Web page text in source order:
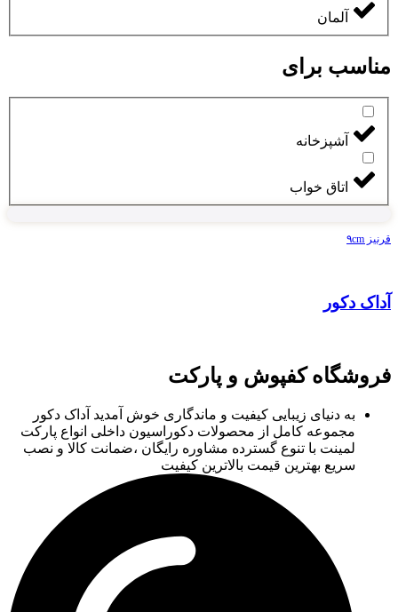
آلمان
مناسب برای
آشپزخانه
اتاق خواب
قرنیز ۹cm
آداک دکور
فروشگاه کفپوش و پارکت
به دنیای زیبایی کیفیت و ماندگاری خوش آمدید آداک دکور
مجموعه کامل از محصولات دکوراسیون داخلی انواع پارکت
لمینت با تنوع گسترده مشاوره رایگان ،ضمانت کالا و نصب
سریع بهترین قیمت بالاترین کیفیت